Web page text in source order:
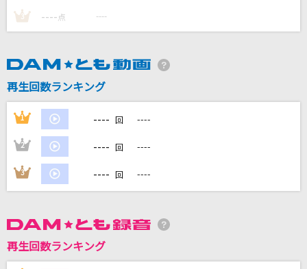
カンザキイオリ
T-BOLAN
さよならエレジー
菅田将暉
[生音]長い髪
FOMARE
サカナクション
らしさ
3 ---- 点 ----
再生回数ランキング
1 ---- 回 ----
2 ---- 回 ----
3 ---- 回 ----
再生回数ランキング